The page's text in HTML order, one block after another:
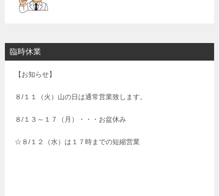
臨時休業
【お知らせ】
８/１１（火）山の日は通常営業致します。
８/１３～１７（月）・・・お盆休み
☆８/１２（水）は１７時までの短縮営業